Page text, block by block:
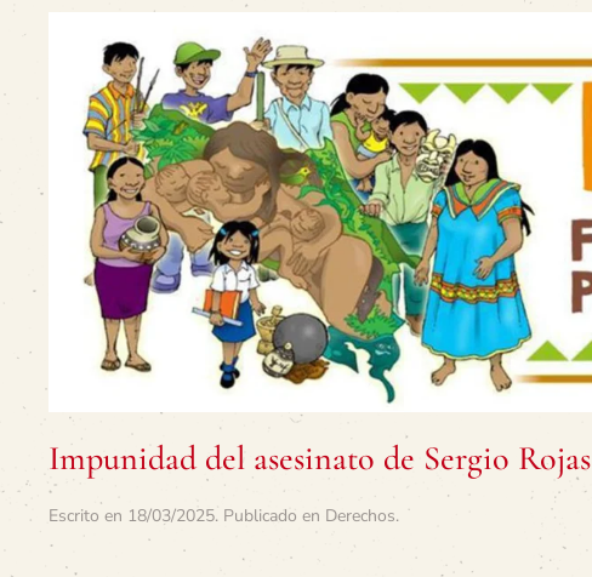
Impunidad del asesinato de Sergio Rojas
Escrito en 18/03/2025. Publicado en Derechos.